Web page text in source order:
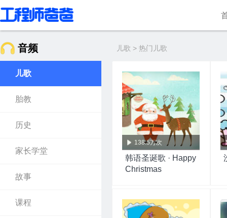
音频 儿歌 > 热门儿歌
儿歌
胎教
历史
家长学堂
故事
课程
138.5万次
韩语圣诞歌 · Happy
Christmas